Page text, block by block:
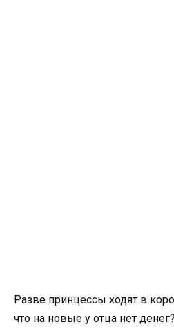
Разве принцессы ходят в
что на новые у отца нет